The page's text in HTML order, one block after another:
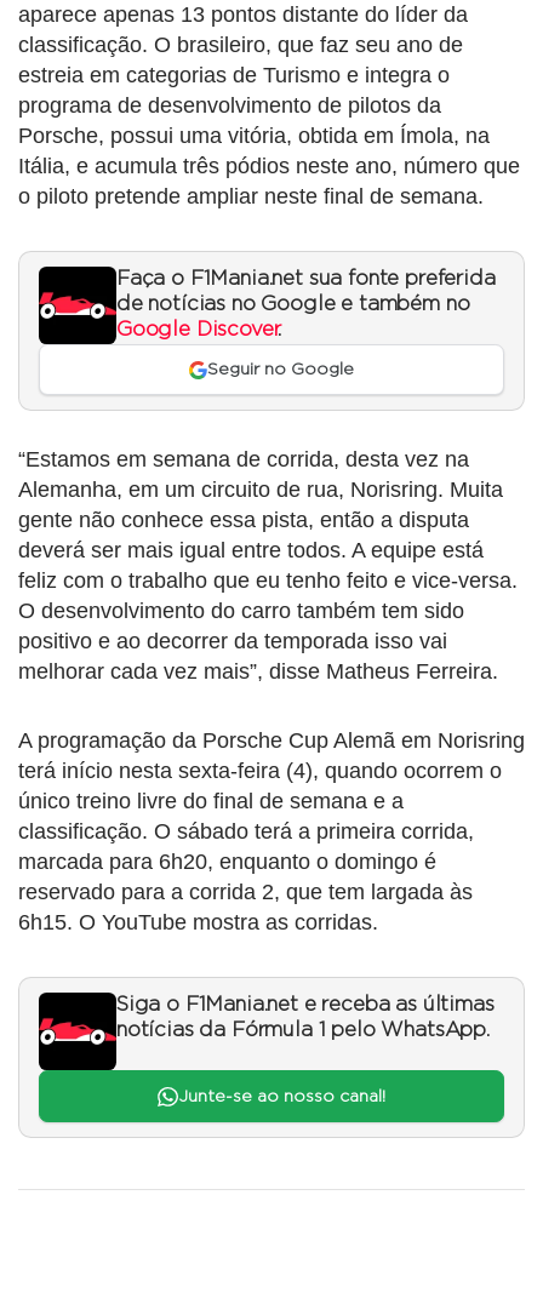
aparece apenas 13 pontos distante do líder da
classificação. O brasileiro, que faz seu ano de
estreia em categorias de Turismo e integra o
programa de desenvolvimento de pilotos da
Porsche, possui uma vitória, obtida em Ímola, na
Itália, e acumula três pódios neste ano, número que
o piloto pretende ampliar neste final de semana.
Faça o F1Mania.net sua fonte preferida
de notícias no Google e também no
Google Discover.
Seguir no Google
“Estamos em semana de corrida, desta vez na
Alemanha, em um circuito de rua, Norisring. Muita
gente não conhece essa pista, então a disputa
deverá ser mais igual entre todos. A equipe está
feliz com o trabalho que eu tenho feito e vice-versa.
O desenvolvimento do carro também tem sido
positivo e ao decorrer da temporada isso vai
melhorar cada vez mais”, disse Matheus Ferreira.
A programação da Porsche Cup Alemã em Norisring
terá início nesta sexta-feira (4), quando ocorrem o
único treino livre do final de semana e a
classificação. O sábado terá a primeira corrida,
marcada para 6h20, enquanto o domingo é
reservado para a corrida 2, que tem largada às
6h15. O YouTube mostra as corridas.
Siga o F1Mania.net e receba as últimas
notícias da Fórmula 1 pelo WhatsApp.
Junte-se ao nosso canal!